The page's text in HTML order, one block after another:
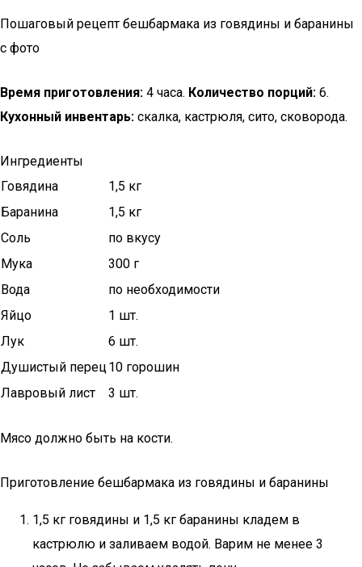
Пошаговый рецепт бешбармака из говядины и баранины
с фото
Время приготовления: 4 часа. Количество порций: 6.
Кухонный инвентарь: скалка, кастрюля, сито, сковорода.
Ингредиенты
Говядина
1,5 кг
Баранина
1,5 кг
Соль
по вкусу
Мука
300 г
Вода
по необходимости
Яйцо
1 шт.
Лук
6 шт.
Душистый перец10 горошин
Лавровый лист
3 шт.
Мясо должно быть на кости.
Приготовление бешбармака из говядины и баранины
1,5 кг говядины и 1,5 кг баранины кладем в
кастрюлю и заливаем водой. Варим не менее 3